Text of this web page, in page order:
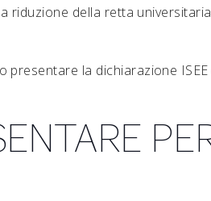
della retta
la dichiarazione